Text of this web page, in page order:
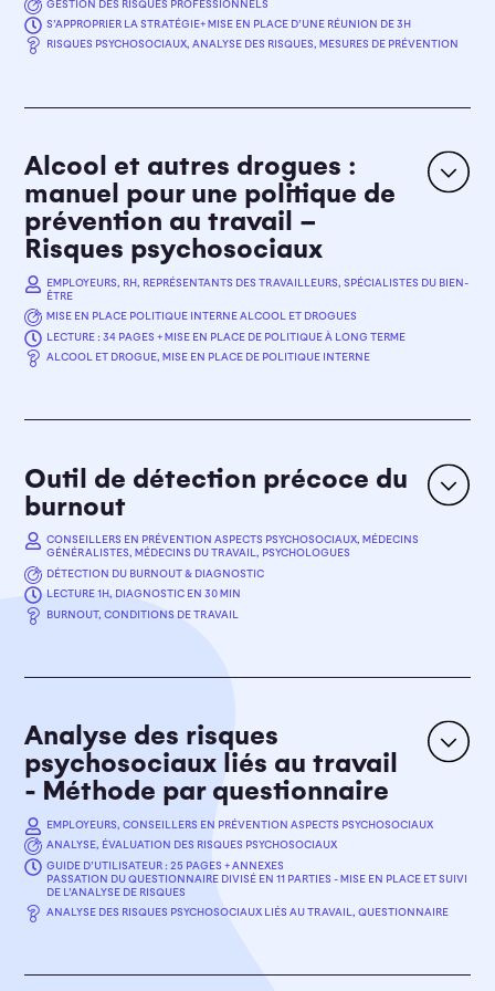
Le guide décrit également les acteurs à mobiliser et
renseigne quelques outils disponibles.
GESTION DES RISQUES PROFESSIONNELS
S’APPROPRIER LA STRATÉGIE+ MISE EN PLACE D’UNE RÉUNION DE 3H
RISQUES PSYCHOSOCIAUX, ANALYSE DES RISQUES, MESURES DE PRÉVENTION
OBJECTIFS
professionnels a été développée pour aider à mettre
risques psychosociaux. Le principe est d’utiliser les
moyens et les compétences nécessaires en fonction
de la complexité des problèmes rencontrés.
EN SAVOIR PLUS
Alcool et autres drogues :
manuel pour une politique de
prévention au travail –
Risques psychosociaux
EMPLOYEURS, RH, REPRÉSENTANTS DES TRAVAILLEURS, SPÉCIALISTES DU BIEN-
ÊTRE
MISE EN PLACE POLITIQUE INTERNE ALCOOL ET DROGUES
LECTURE : 34 PAGES + MISE EN PLACE DE POLITIQUE À LONG TERME
ALCOOL ET DROGUE, MISE EN PLACE DE POLITIQUE INTERNE
OBJECTIFS
conséquences liées à leur consommation, la
en œuvre une politique de prévention tant dans le
secteur privé que public.
EN SAVOIR PLUS
Outil de détection précoce du
burnout
CONSEILLERS EN PRÉVENTION ASPECTS PSYCHOSOCIAUX, MÉDECINS
GÉNÉRALISTES, MÉDECINS DU TRAVAIL, PSYCHOLOGUES
DÉTECTION DU BURNOUT & DIAGNOSTIC
LECTURE 1H, DIAGNOSTIC EN 30 MIN
BURNOUT, CONDITIONS DE TRAVAIL
OBJECTIFS
professionnels de la santé pour déceler les signes
professionnels, aidés de l’outil, permet de mettre en
évidence la présence du burnout et son importance.
Cet outil a aussi pour objectif de donner les
premières pistes pour la prise en charge du
travailleur. Cet outil est complété lors d’un entretien
avec le travailleur.
POUR LE MEDECIN DU TRAVAIL
Analyse des risques
psychosociaux liés au travail
- Méthode par questionnaire
EMPLOYEURS, CONSEILLERS EN PRÉVENTION ASPECTS PSYCHOSOCIAUX
ANALYSE, ÉVALUATION DES RISQUES PSYCHOSOCIAUX
GUIDE D’UTILISATEUR : 25 PAGES + ANNEXES
PASSATION DU QUESTIONNAIRE DIVISÉ EN 11 PARTIES - MISE EN PLACE ET SUIVI
DE L’ANALYSE DE RISQUES
ANALYSE DES RISQUES PSYCHOSOCIAUX LIÉS AU TRAVAIL, QUESTIONNAIRE
OBJECTIFS
outil permettant d'identifier et d'évaluer les risques